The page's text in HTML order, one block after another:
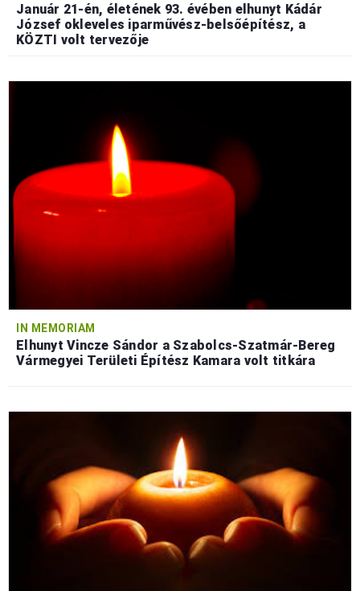
Január 21-én, életének 93. évében elhunyt Kádár
József okleveles iparművész-belsőépítész, a
KÖZTI volt tervezője
IN MEMORIAM
Elhunyt Vincze Sándor a Szabolcs-Szatmár-Bereg
Vármegyei Területi Építész Kamara volt titkára